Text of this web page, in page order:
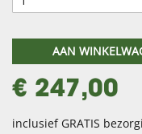
AAN
€ 247,00
inclusief GRATIS